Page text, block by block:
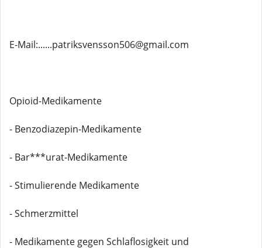
E-Mail:......patriksvensson506@gmail.com
Opioid-Medikamente
- Benzodiazepin-Medikamente
- Bar***urat-Medikamente
- Stimulierende Medikamente
- Schmerzmittel
- Medikamente gegen Schlaflosigkeit und